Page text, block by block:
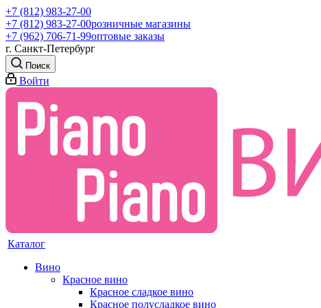
+7 (812) 983-27-00
+7 (812) 983-27-00розничные магазины
+7 (962) 706-71-99оптовые заказы
г. Санкт-Петербург
Поиск
Войти
Каталог
Вино
Красное вино
Красное сладкое вино
Красное полусладкое вино